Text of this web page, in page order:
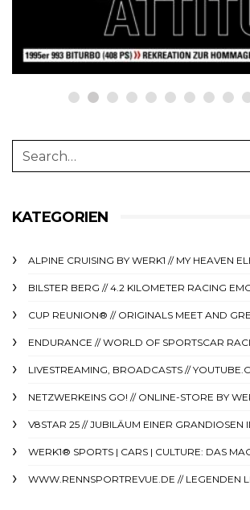
23. Juni 2025
KATEGORIEN
ALPINE CRUISING BY WERK1 // MY HEAVEN
BILSTER BERG // 4.2 KILOMETER RACING
CUP REUNION® // ORIGINALS MEET AND
ENDURANCE // WORLD OF SPORTSCAR
LIVESTREAMING, BROADCASTS //
NETZWERKEINS GO! // ONLINE-STORE BY
V8STAR 25 // JUBILÄUM EINER GRANDIOSEN
WERK1® SPORTS | CARS | CULTURE: DAS
WWW.RENNSPORTREVUE.DE // LEGENDEN